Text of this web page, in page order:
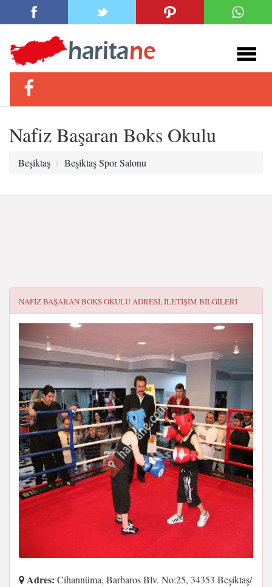
Nafiz Başaran Boks Okulu
Beşiktaş Beşiktaş Spor Salonu
NAFIZ BAŞARAN BOKS OKULUADRESI, ILETIŞIM BILGILERI
Adres: Cihannüma, Barbaros Blv. No:25, 34353 Beşiktaş/